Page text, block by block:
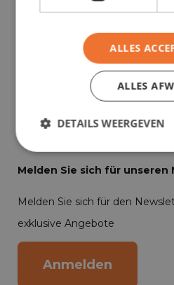
781
Lesen Sie alle Erfahrungen
Kunden auf Google.
Melden Sie sich für unseren
Melden Sie sich für den
exklusive Angebote
Anmelden
ALLES
ALLES
DETAILS WEERGEVEN